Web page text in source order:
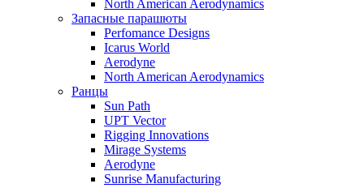
North American Aerodynamics
Запасные парашюты
Perfomance Designs
Icarus World
Aerodyne
North American Aerodynamics
Ранцы
Sun Path
UPT Vector
Rigging Innovations
Mirage Systems
Aerodyne
Sunrise Manufacturing